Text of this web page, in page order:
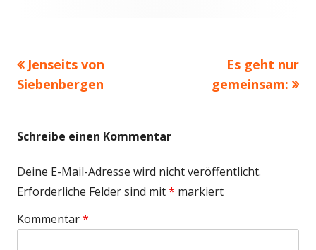
Beitragsnavigation
Vorheriger
Beitrag:
Jenseits von
Siebenbergen
Nächster
Beitrag
Es geht nur
gemeinsam:
Schreibe einen Kommentar
Deine E-Mail-Adresse wird nicht veröffentlicht.
Erforderliche Felder sind mit* markiert
Kommentar*